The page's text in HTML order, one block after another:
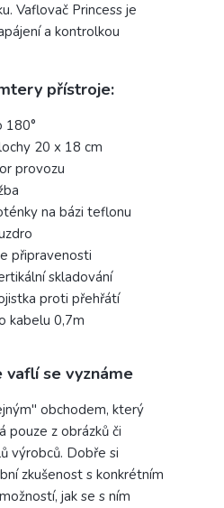
Vaflovač Princess je
a kontrolkou
přístroje:
180°
20 x 18 cm
provozu
na bázi teflonu
připravenosti
skladování
proti přehřátí
kabelu 0,7m
se vyznáme
obchodem, který
pouze z obrázků či
výrobců. Dobře si
zkušenost s konkrétním
jak se s ním